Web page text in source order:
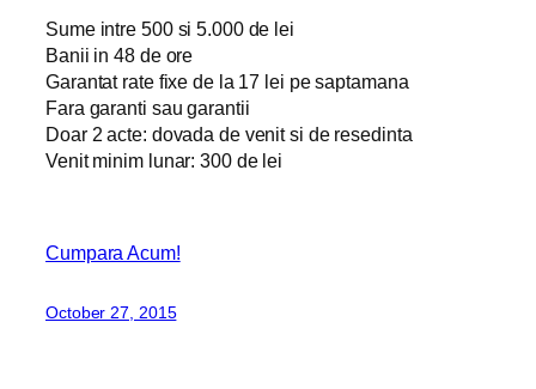
Sume intre 500 si 5.000 de lei
Banii in 48 de ore
Garantat rate fixe de la 17 lei pe saptamana
Fara garanti sau garantii
Doar 2 acte: dovada de venit si de resedinta
Venit minim lunar: 300 de lei
Cumpara Acum!
October 27, 2015